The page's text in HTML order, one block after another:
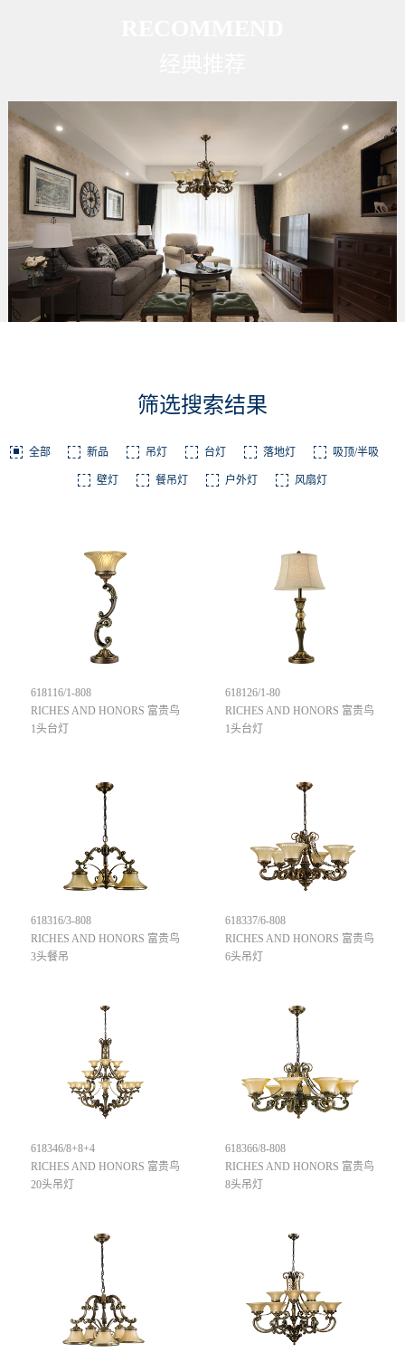
筛选搜索结果
全部 新品 吊灯 台灯 落地灯 吸顶/半吸
壁灯 餐吊灯 户外灯 风扇灯
618116/1-808
RICHES AND HONORS 富贵鸟
1头台灯
618126/1-80
RICHES AND HONORS 富贵鸟
1头台灯
618316/3-808
RICHES AND HONORS 富贵鸟
3头餐吊
618337/6-808
RICHES AND HONORS 富贵鸟
6头吊灯
618346/8+8+4
RICHES AND HONORS 富贵鸟
20头吊灯
618366/8-808
RICHES AND HONORS 富贵鸟
8头吊灯